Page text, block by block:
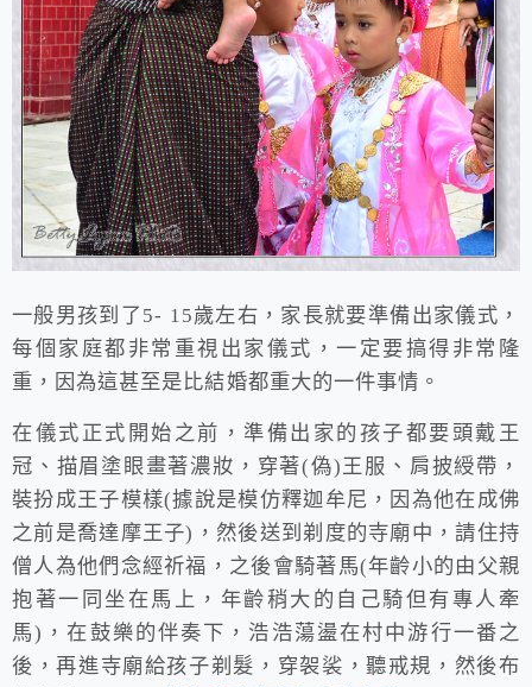
一般男孩到了5- 15歲左右，家長就要準備出家儀式，
每個家庭都非常重視出家儀式，一定要搞得非常隆
重，因為這甚至是比結婚都重大的一件事情。
在儀式正式開始之前，準備出家的孩子都要頭戴王
冠、描眉塗眼畫著濃妝，穿著(偽)王服、肩披綬帶，
裝扮成王子模樣(據說是模仿釋迦牟尼，因為他在成佛
之前是喬達摩王子)，然後送到剃度的寺廟中，請住持
僧人為他們念經祈福，之後會騎著馬(年齡小的由父親
抱著一同坐在馬上，年齡稍大的自己騎但有專人牽
馬)，在鼓樂的伴奏下，浩浩蕩盪在村中游行一番之
後，再進寺廟給孩子剃髮，穿袈裟，聽戒規，然後布